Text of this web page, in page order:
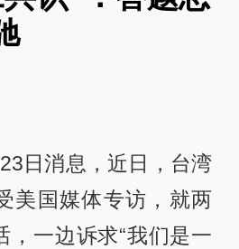
日消息，近日，台湾
美国媒体专访，就两
，一边诉求“我们是一